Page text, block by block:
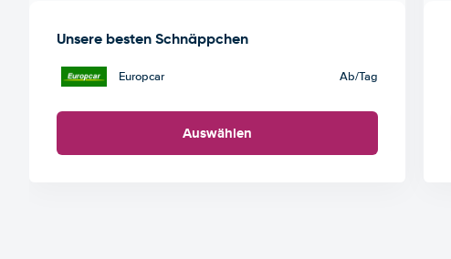
Unsere besten Schnäppchen
Europcar Ab/Tag
Auswählen